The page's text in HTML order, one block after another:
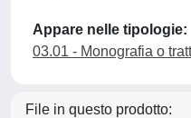
Appare nelle tipologie:
03.01 - Monografia o
File in questo prodotto: